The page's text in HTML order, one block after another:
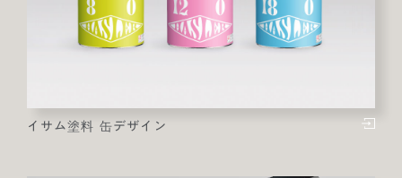
イサム塗料 缶デザイン